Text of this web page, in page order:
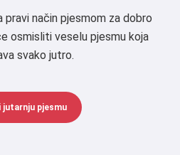
pravi način pjesmom za dobro
osmisliti veselu pjesmu koja
svako jutro.
jutarnju pjesmu